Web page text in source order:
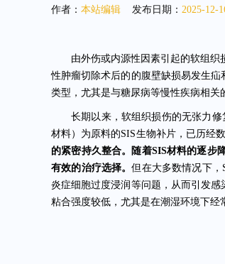
作者： 本站编辑 发布日期： 2025-12-
由外伤或内源性因素引起的软组
性肿瘤切除术后的的腹壁缺损易发生
类型，尤其是与糖尿病等慢性疾病相关
长期以来，软组织损伤的无张力
材料）为原料的SIS生物补片，已历经
的紧密持久整合。随着SIS材料的逐步
有效的治疗选择。但在大多数情况下
炎症细胞过度浸润等问题，从而引发
粘合强度较低，尤其是在潮湿环境下经